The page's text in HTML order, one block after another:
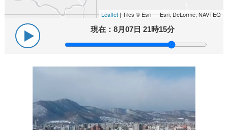
Leaflet | Tiles © Esri — Esri, DeLorme, NAVTEQ
現在：8月07日 21時15分